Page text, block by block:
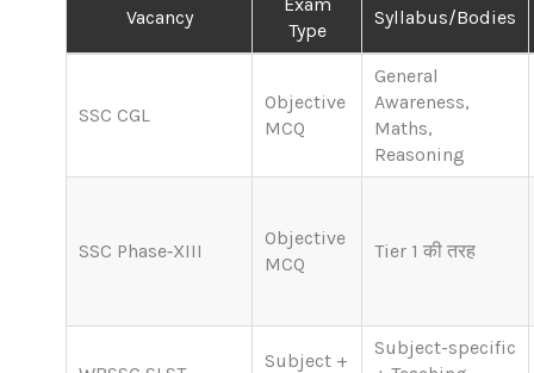
Vacancy
Type
Syllabus/Bodies
SSC CGL
Objective
MCQ
General
Awareness,
Maths,
Reasoning
SSC Phase‑XIII
Objective
MCQ
Tier 1 की तरह
Subject +
Subject-specific